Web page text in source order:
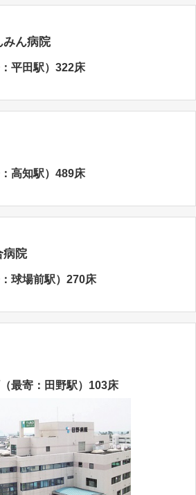
みん病院
平田駅）322床
高知駅）489床
病院
球場前駅）270床
最寄：田野駅）103床